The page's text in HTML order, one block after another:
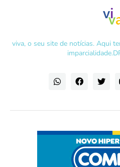
viva, o seu site de notícias. Aqui